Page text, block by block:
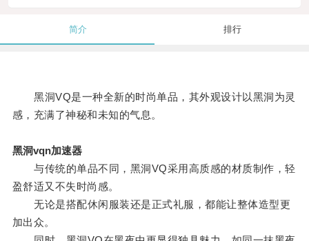
简介 排行
黑洞VQ是一种全新的时尚单品，其外观设计以黑洞为灵
感，充满了神秘和未知的气息。
黑洞vqn加速器
与传统的单品不同，黑洞VQ采用高质感的材质制作，轻
盈舒适又不失时尚感。
无论是搭配休闲服装还是正式礼服，都能让整体造型更
加出众。